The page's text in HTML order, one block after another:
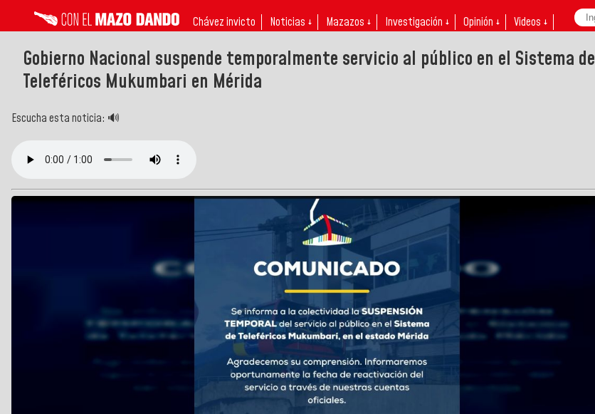
Chávez invicto Noticias ↓ Mazazos ↓ Investigación ↓ Opinión ↓ Videos ↓
Gobierno Nacional suspende temporalmente servicio al público en el Sistema de
Teleféricos Mukumbari en Mérida
Escucha esta noticia: 🔊